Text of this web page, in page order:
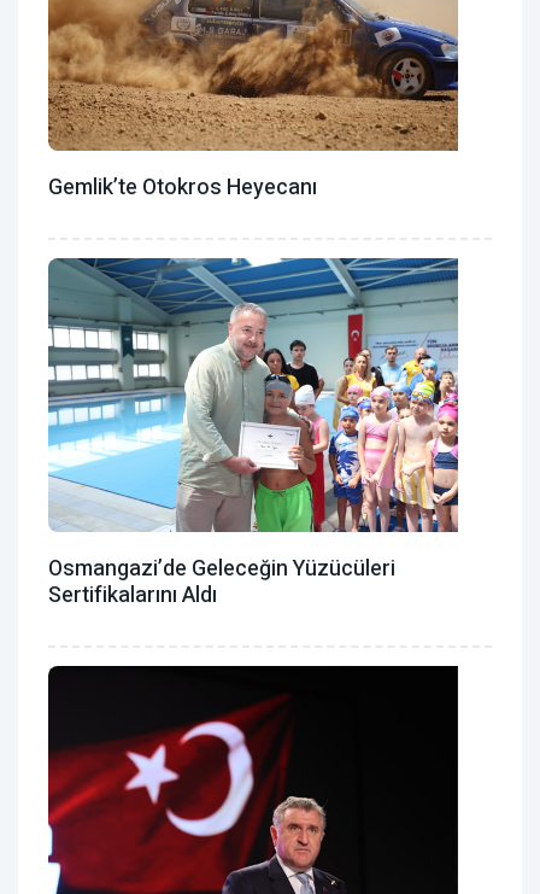
Gemlik’te Otokros Heyecanı
Osmangazi’de Geleceğin Yüzücüleri
Sertifikalarını Aldı